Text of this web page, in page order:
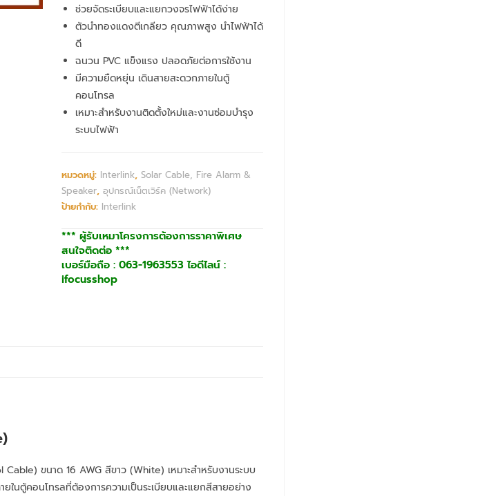
ช่วยจัดระเบียบและแยกวงจรไฟฟ้าได้ง่าย
ตัวนำทองแดงตีเกลียว คุณภาพสูง นำไฟฟ้าได้
ดี
ฉนวน PVC แข็งแรง ปลอดภัยต่อการใช้งาน
มีความยืดหยุ่น เดินสายสะดวกภายในตู้
คอนโทรล
เหมาะสำหรับงานติดตั้งใหม่และงานซ่อมบำรุง
ระบบไฟฟ้า
หมวดหมู่: Interlink, Solar Cable, Fire Alarm &
Speaker, อุปกรณ์เน็ตเวิร์ค (Network)
ป้ายกำกับ: Interlink
*** ผู้รับเหมาโครงการต้องการราคาพิเศษ
สนใจติดต่อ ***
เบอร์มือถือ : 063-1963553 ไอดีไลน์ :
ifocusshop
ขนาด 16 AWG สีขาว (White) เหมาะสำหรับงานระบบ
ในตู้คอนโทรลที่ต้องการความเป็นระเบียบและแยกสีสายอย่าง